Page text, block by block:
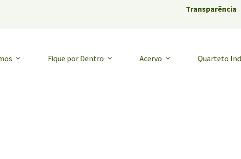
Transparência
Fique por Dentro Acervo Quarteto